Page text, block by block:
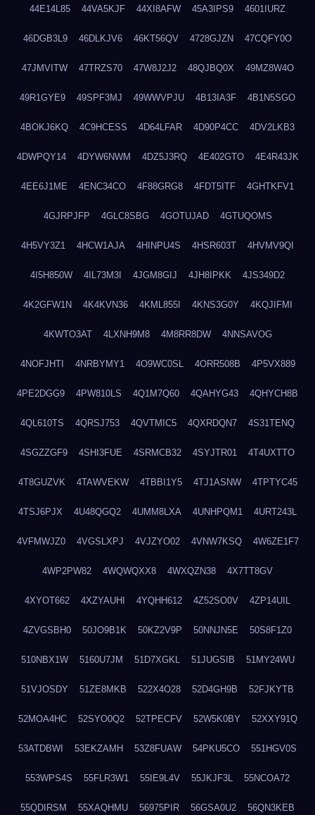
44E14L85 44VA5KJF 44XI8AFW 45A3IPS9 4601IURZ
46DGB3L9 46DLKJV6 46KT56QV 4728GJZN 47CQFY0O
47JMVITW 47TRZS70 47W8J2J2 48QJBQ0X 49MZ8W4O
49R1GYE9 49SPF3MJ 49WWVPJU 4B13IA3F 4B1N5SGO
4BOKJ6KQ 4C9HCESS 4D64LFAR 4D90P4CC 4DV2LKB3
4DWPQY14 4DYW6NWM 4DZ5J3RQ 4E402GTO 4E4R43JK
4EE6J1ME 4ENC34CO 4F88GRG8 4FDT5ITF 4GHTKFV1
4GJRPJFP 4GLC8SBG 4GOTUJAD 4GTUQOMS
4H5VY3Z1 4HCW1AJA 4HINPU4S 4HSR603T 4HVMV9QI
4I5H850W 4IL73M3I 4JGM8GIJ 4JH8IPKK 4JS349D2
4K2GFW1N 4K4KVN36 4KML855I 4KNS3G0Y 4KQJIFMI
4KWTO3AT 4LXNH9M8 4M8RR8DW 4NNSAVOG
4NOFJHTI 4NRBYMY1 4O9WC0SL 4ORR508B 4P5VX889
4PE2DGG9 4PW810LS 4Q1M7Q60 4QAHYG43 4QHYCH8B
4QL610TS 4QRSJ753 4QVTMIC5 4QXRDQN7 4S31TENQ
4SGZZGF9 4SHI3FUE 4SRMCB32 4SYJTR01 4T4UXTTO
4T8GUZVK 4TAWVEKW 4TBBI1Y5 4TJ1ASNW 4TPTYC45
4TSJ6PJX 4U48QGQ2 4UMM8LXA 4UNHPQM1 4URT243L
4VFMWJZ0 4VGSLXPJ 4VJZYO02 4VNW7KSQ 4W6ZE1F7
4WP2PW82 4WQWQXX8 4WXQZN38 4X7TT8GV
4XYOT662 4XZYAUHI 4YQHH612 4Z52SO0V 4ZP14UIL
4ZVGSBH0 50JO9B1K 50KZ2V9P 50NNJN5E 50S8F1Z0
510NBX1W 5160U7JM 51D7XGKL 51JUGSIB 51MY24WU
51VJOSDY 51ZE8MKB 522X4O28 52D4GH9B 52FJKYTB
52MOA4HC 52SYO0Q2 52TPECFV 52W5K0BY 52XXY91Q
53ATDBWI 53EKZAMH 53Z8FUAW 54PKU5CO 551HGV0S
553WPS4S 55FLR3W1 55IE9L4V 55JKJF3L 55NCOA72
55QDIRSM 55XAQHMU 56975PIR 56GSA0U2 56QN3KEB